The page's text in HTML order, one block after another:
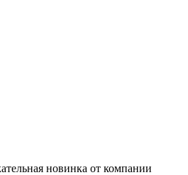
новинка от компании